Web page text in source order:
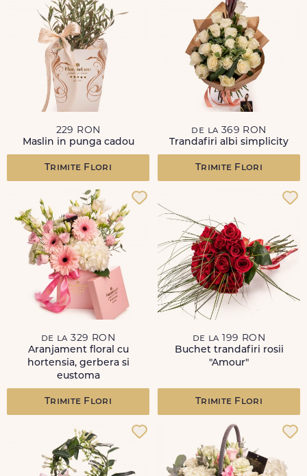
229 RON
Maslin in punga cadou
Trimite Flori
de la 369 RON
Trandafiri albi simplicity
Trimite Flori
de la 329 RON
Aranjament floral cu
hortensia, gerbera si
eustoma
Trimite Flori
de la 199 RON
Buchet trandafiri rosii
"Amour"
Trimite Flori